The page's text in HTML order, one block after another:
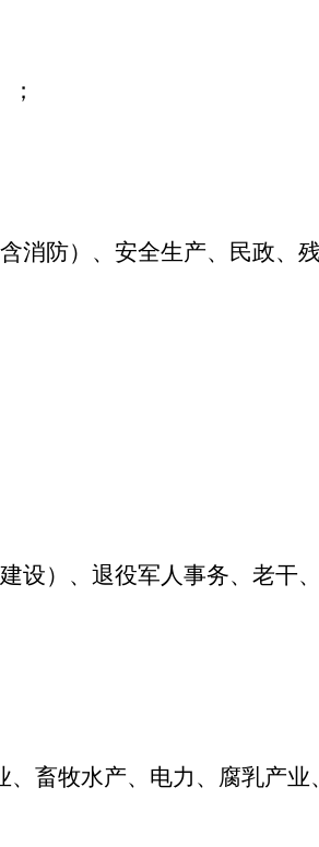
含消防） 、安全生产、民政、残
）、退役军人事务、老干、
牧水产、电力、腐乳产业